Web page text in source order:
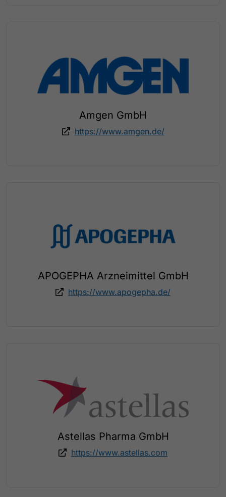
Amgen GmbH
https://www.amgen.de/
APOGEPHA Arzneimittel GmbH
https://www.apogepha.de/
Astellas Pharma GmbH
https://www.astellas.com